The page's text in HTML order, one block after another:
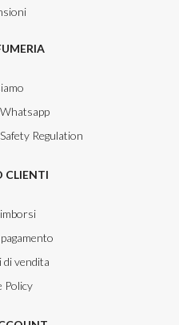
Regulation
CLIENTI
di vendita
Policy